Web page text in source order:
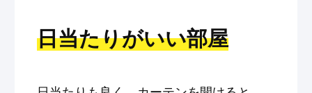
日当たりがいい部屋